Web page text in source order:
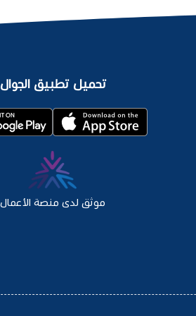
تحميل تطبيق الجوال
موثق لدى منصة الأعمال